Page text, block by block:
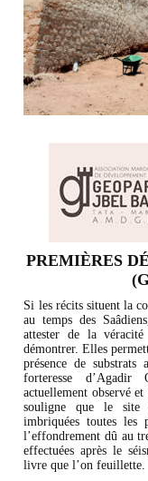
PREMIÈRES
Si les récits situent la
au temps des
attester de la
démontrer. Elles
présence de substrats
forteresse
actuellement observé
souligne que le site
imbriquées toutes les
l’effondrement dû au
effectuées après le
livre que l’on feuillette.